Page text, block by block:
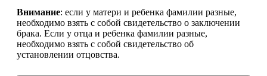
Внимание: если у матери и ребенка фамилии разные,
необходимо взять с собой свидетельство о заключении
брака. Если у отца и ребенка фамилии разные,
необходимо взять с собой свидетельство об
установлении отцовства.